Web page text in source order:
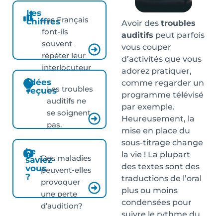
Les
chiffres
Les Français
font-ils
souvent
répéter leur
interlocuteur
?
Idées
reçuesLes troubles
auditifs ne
se soignent
pas.
Le
saviez-
vous
?
Des maladies
peuvent-elles
provoquer
une perte
d’audition?
Avoir des troubles
auditifs peut parfois
vous couper
d’activités que vous
adorez pratiquer,
comme regarder un
programme télévisé
par exemple.
Heureusement, la
mise en place du
sous-titrage change
la vie ! La plupart
des textes sont des
traductions de l’oral
plus ou moins
condensées pour